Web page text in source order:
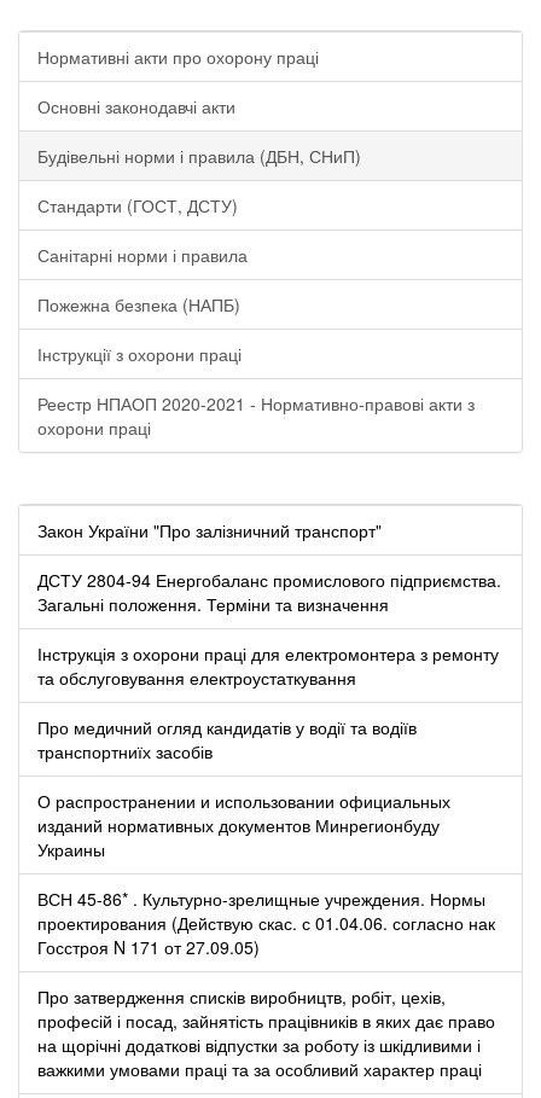
Нормативні акти про охорону праці
Основні законодавчі акти
Будівельні норми і правила (ДБН, СНиП)
Стандарти (ГОСТ, ДСТУ)
Санітарні норми і правила
Пожежна безпека (НАПБ)
Інструкції з охорони праці
Реестр НПАОП 2020-2021 - Нормативно-правові акти з
охорони праці
Закон України "Про залізничний транспорт"
ДСТУ 2804-94 Енергобаланс промислового підприємства.
Загальні положення. Терміни та визначення
Інструкція з охорони праці для електромонтера з ремонту
та обслуговування електроустаткування
Про медичний огляд кандидатів у водії та водіїв
транспортниїх засобів
О распространении и использовании официальных
изданий нормативных документов Минрегионбуду
Украины
ВСН 45-86* . Культурно-зрелищные учреждения. Нормы
проектирования (Действую скас. с 01.04.06. согласно нак
Госстроя N 171 от 27.09.05)
Про затвердження списків виробництв, робіт, цехів,
професій і посад, зайнятість працівників в яких дає право
на щорічні додаткові відпустки за роботу із шкідливими і
важкими умовами праці та за особливий характер праці